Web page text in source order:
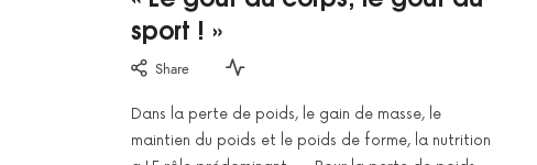
sport ! »
Share
Dans la perte de poids, le gain de masse, le
maintien du poids et le poids de forme, la nutrition